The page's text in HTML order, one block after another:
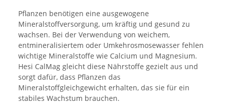
Pflanzen benötigen eine ausgewogene
Mineralstoffversorgung, um kräftig und gesund zu
wachsen. Bei der Verwendung von weichem,
entmineralisiertem oder Umkehrosmosewasser fehlen
wichtige Mineralstoffe wie Calcium und Magnesium.
Hesi CalMag gleicht diese Nährstoffe gezielt aus und
sorgt dafür, dass Pflanzen das
Mineralstoffgleichgewicht erhalten, das sie für ein
stabiles Wachstum brauchen.